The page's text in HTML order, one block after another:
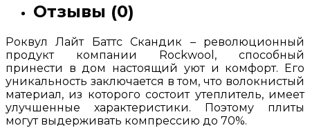
Отзывы (0)
Роквул Лайт Баттс Скандик – революционный
продукт компании Rockwool, способный
принести в дом настоящий уют и комфорт. Его
уникальность заключается в том, что волокнистый
материал, из которого состоит утеплитель, имеет
улучшенные характеристики. Поэтому плиты
могут выдерживать компрессию до 70%.